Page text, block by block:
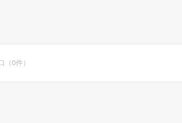
（0件）